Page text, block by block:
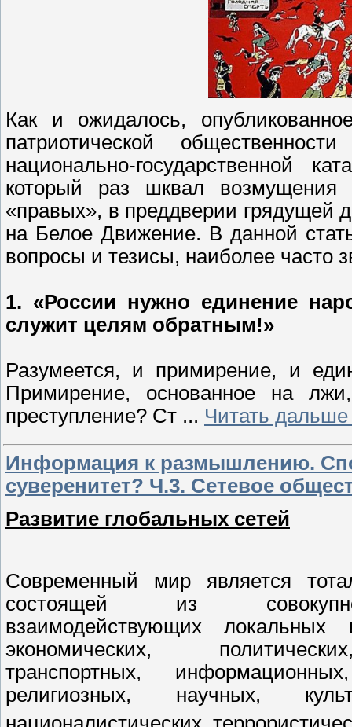
Как и ожидалось,
патриотической
национально-
который раз шквал
«правых», в преддверии грядущей
на Белое Движение. В данной
вопросы и тезисы, наиболее часто
1. «России нужно единение
служит целям обратным!»
Разумеется, и примирение, и
Примирение, основанное на
преступление? Ст ... Читать дальше
Информация к размышлению.
суверенитет? Ч.3. Сетевое
Развитие глобальных сетей
Современный мир является
состоящей из
взаимодействующих локальных
экономических,
транспортных,
религиозных, научных,
националистических,